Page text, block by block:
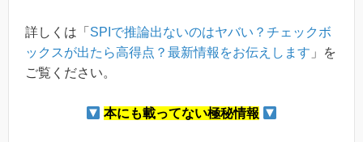
詳しくは「 SPIで推論出ないのはヤバい？チェックボ
ックスが出たら高得点？最新情報をお伝えします 」を
ご覧ください。
本にも載ってない極秘情報